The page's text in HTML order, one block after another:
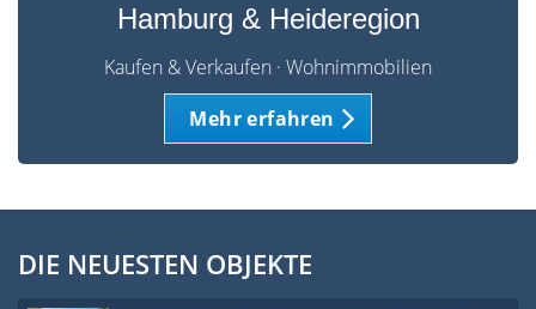
Hamburg & Heideregion
Kaufen & Verkaufen · Wohnimmobilien
Mehr erfahren
DIE NEUESTEN OBJEKTE